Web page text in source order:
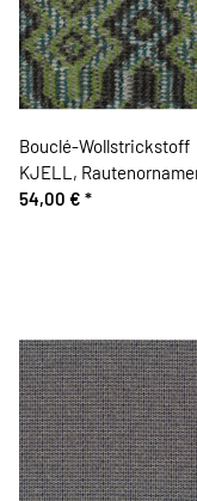
Bouclé-Wollstrickstoff
KJELL,
hellgrün, Hilco
54,00 € *